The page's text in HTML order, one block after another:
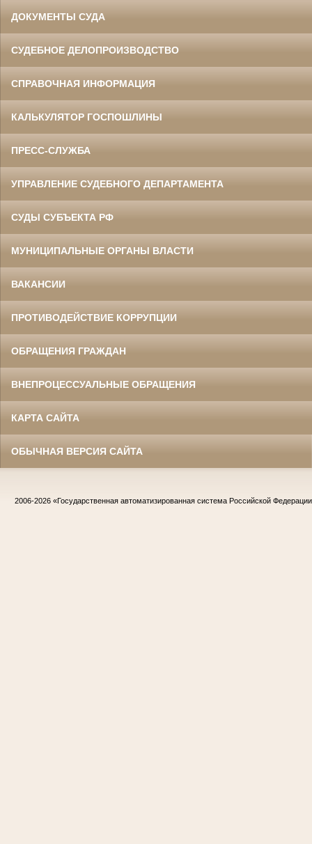
ДОКУМЕНТЫ СУДА
СУДЕБНОЕ ДЕЛОПРОИЗВОДСТВО
СПРАВОЧНАЯ ИНФОРМАЦИЯ
КАЛЬКУЛЯТОР ГОСПОШЛИНЫ
ПРЕСС-СЛУЖБА
УПРАВЛЕНИЕ СУДЕБНОГО ДЕПАРТАМЕНТА
СУДЫ СУБЪЕКТА РФ
МУНИЦИПАЛЬНЫЕ ОРГАНЫ ВЛАСТИ
ВАКАНСИИ
ПРОТИВОДЕЙСТВИЕ КОРРУПЦИИ
ОБРАЩЕНИЯ ГРАЖДАН
ВНЕПРОЦЕССУАЛЬНЫЕ ОБРАЩЕНИЯ
КАРТА САЙТА
ОБЫЧНАЯ ВЕРСИЯ САЙТА
2006-2026 «Государственная автоматизированная система Российской